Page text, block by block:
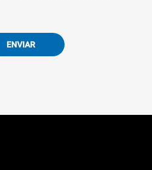
ENVIAR